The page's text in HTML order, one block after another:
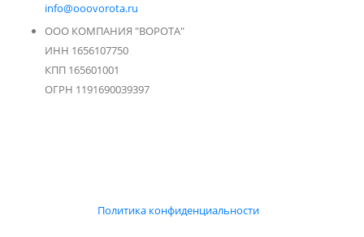
info@ooovorota.ru
ООО КОМПАНИЯ "ВОРОТА"
ИНН 1656107750
КПП 165601001
ОГРН 1191690039397
Политика конфиденциальности